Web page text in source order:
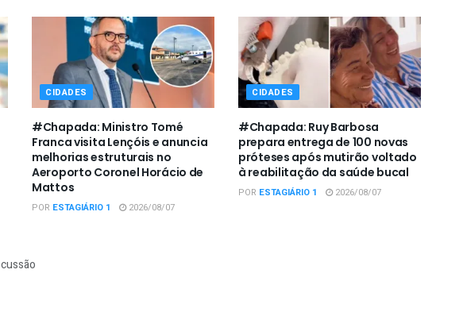
CIDADES
#Chapada: Ministro Tomé
Franca visita Lençóis e anuncia
melhorias estruturais no
Aeroporto Coronel Horácio de
Mattos
POR ESTAGIÁRIO 1 2026/08/07
CIDADES
#Chapada: Ruy Barbosa
prepara entrega de 100 novas
próteses após mutirão voltado
à reabilitação da saúde bucal
POR ESTAGIÁRIO 1 2026/08/07